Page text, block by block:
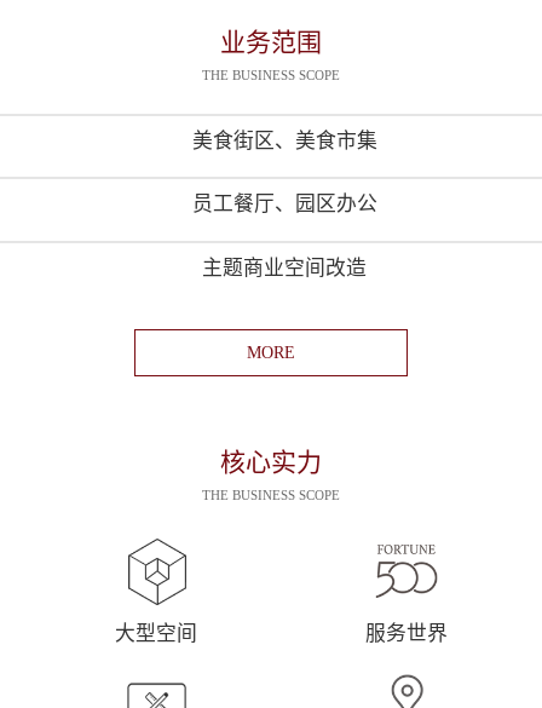
业务范围
THE BUSINESS SCOPE
美食街区、美食市集
员工餐厅、园区办公
主题商业空间改造
MORE
核心实力
THE BUSINESS SCOPE
大型空间 服务世界